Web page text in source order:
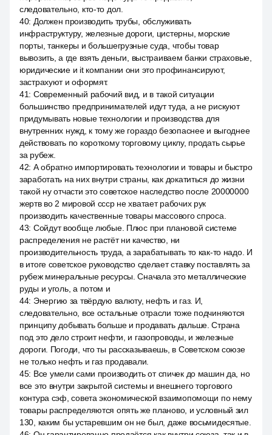
следовательно, кто-то дол.
40: Должен производить трубы, обслуживать
инфраструктуру, железные дороги, цистерны, морские
порты, танкеры и большегрузные суда, чтобы товар
вывозить, а где взять деньги, выстраиваем банки страховые,
юридические и it компании они это профинансируют,
застрахуют и оформят.
41: Современный рабочий вид, и в такой ситуации
большинство предпринимателей идут туда, а не рискуют
придумывать новые технологии и производства для
внутренних нужд, к тому же гораздо безопаснее и выгоднее
действовать по короткому торговому циклу, продать сырье
за рубеж.
42: А обратно импортировать технологии и товары и быстро
заработать на них внутри страны, как докатиться до жизни
такой ну отчасти это советское наследство после 20000000
жертв во 2 мировой ссср не хватает рабочих рук
производить качественные товары массового спроса.
43: Сойдут вообще любые. Плюс при плановой системе
распределения не растёт ни качество, ни
производительность труда, а зарабатывать то как-то надо. И
в итоге советское руководство сделает ставку поставлять за
рубеж минеральные ресурсы. Сначала это металлические
руды и уголь, а потом и
44: Энергию за твёрдую валюту, нефть и газ. И,
следовательно, все остальные отрасли тоже подчиняются
принципу добывать больше и продавать дальше. Страна
под это дело строит нефти, и газопроводы, и железные
дороги. Погоди, что ты рассказываешь, в Советском союзе
не только нефть и газ продавали.
45: Все умели сами производить от спичек до машин да, но
все это внутри закрытой системы и внешнего торгового
контура сэф, совета экономической взаимопомощи по нему
товары распределяются опять же планово, и условный зил
130, каким бы устаревшим он не был, даже восьмидесятые.